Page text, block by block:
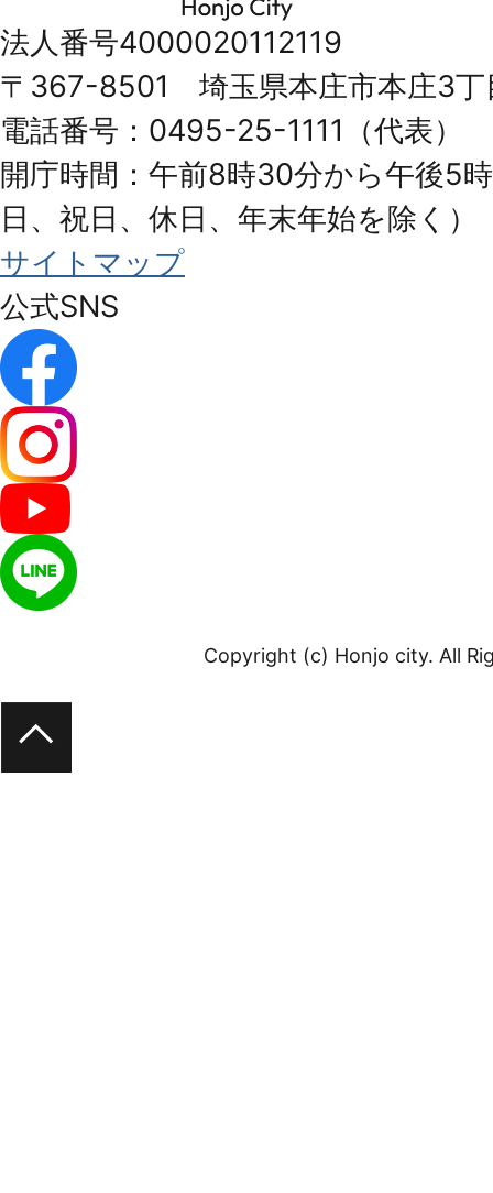
Honjo
City
法人番号4000020112119
〒367-8501 埼玉県本庄市本庄3丁
電話番号：0495-25-1111（代表）
開庁時間：午前8時30分から午後5
日、祝日、休日、年末年始を除く）
サイトマップ
公式SNS
Copyright (c) Honjo city. All